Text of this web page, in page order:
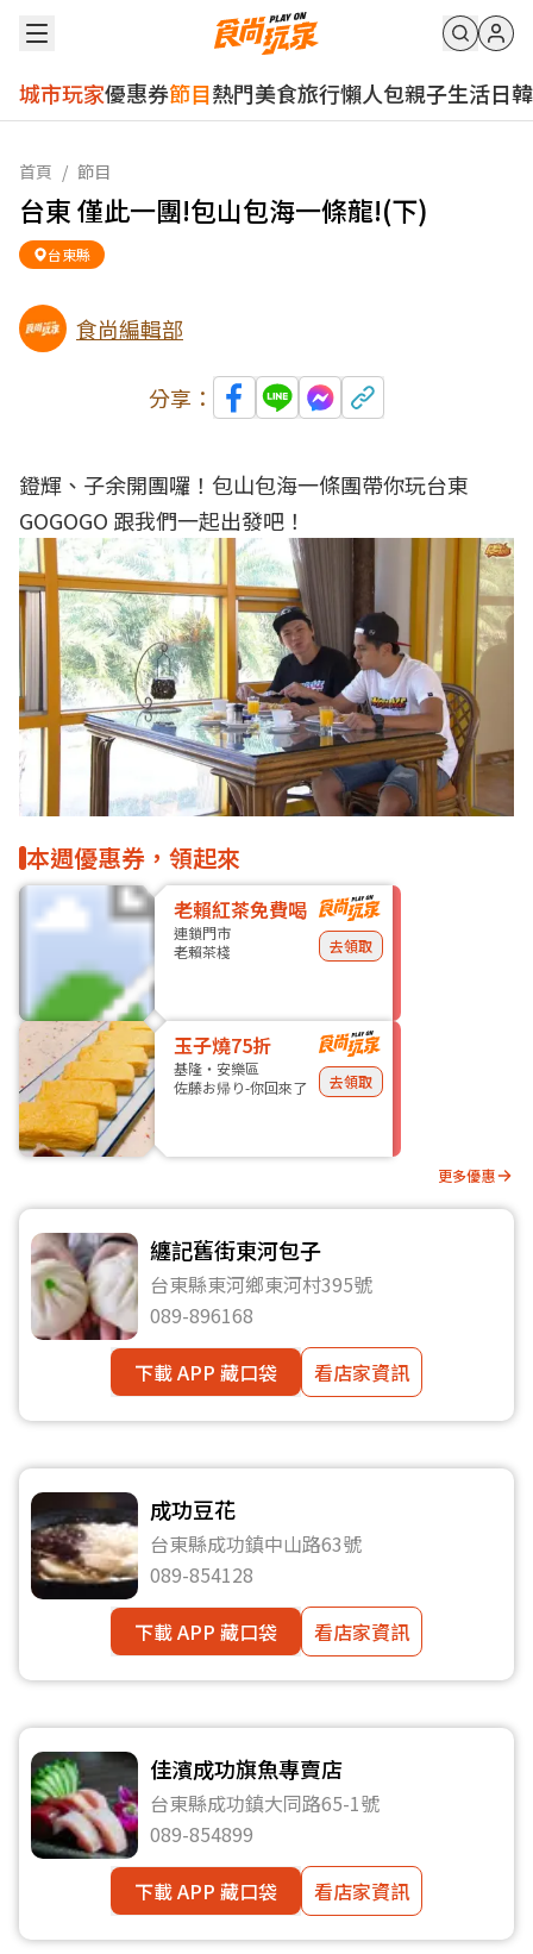
城市玩家優惠券節目熱門美食旅行懶人包親子生活日韓
首頁 / 節目
台東 僅此一團!包山包海一條龍!(下)
台東縣
食尚編輯部
分享：
鐙輝、子余開團囉！包山包海一條團帶你玩台東
GOGOGO 跟我們一起出發吧！
本週優惠券，領起來
老賴紅茶免費喝
連鎖門市
老賴茶棧
去領取
玉子燒75折
基隆・安樂區
佐藤お帰り-你回來了
去領取
更多優惠
纏記舊街東河包子
台東縣東河鄉東河村395號
089-896168
下載 APP 藏口袋
看店家資訊
成功豆花
台東縣成功鎮中山路63號
089-854128
下載 APP 藏口袋
看店家資訊
佳濱成功旗魚專賣店
台東縣成功鎮大同路65-1號
089-854899
下載 APP 藏口袋
看店家資訊